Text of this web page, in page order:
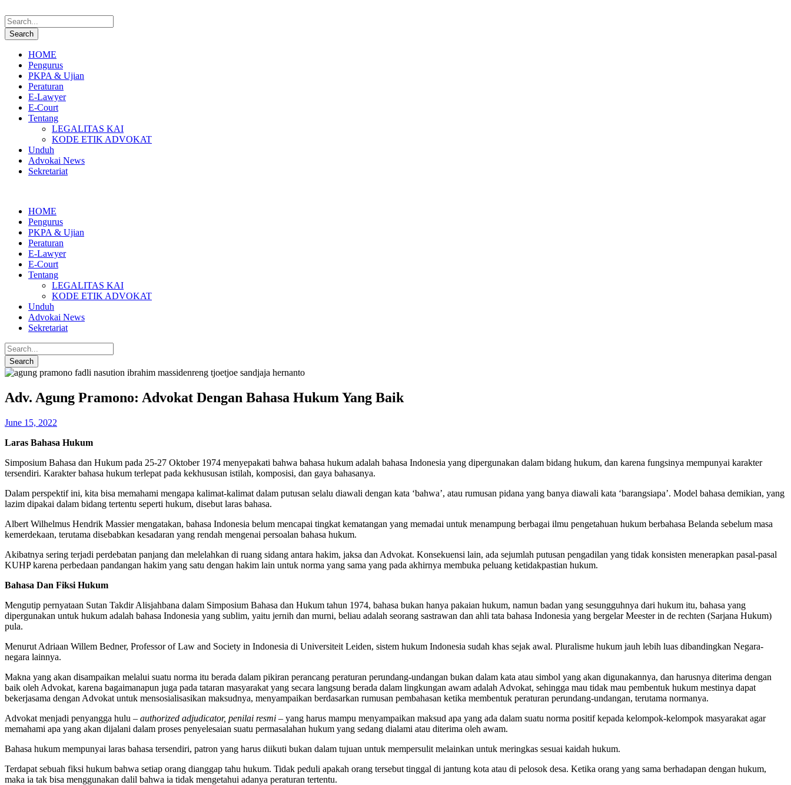
HOME
Pengurus
PKPA & Ujian
Peraturan
E-Lawyer
E-Court
Tentang
LEGALITAS KAI
KODE ETIK ADVOKAT
Unduh
Advokai News
Sekretariat
HOME
Pengurus
PKPA & Ujian
Peraturan
E-Lawyer
E-Court
Tentang
LEGALITAS KAI
KODE ETIK ADVOKAT
Unduh
Advokai News
Sekretariat
Adv. Agung Pramono: Advokat Dengan Bahasa Hukum Yang Baik
June 15, 2022
Laras Bahasa Hukum
Simposium Bahasa dan Hukum pada 25-27 Oktober 1974 menyepakati bahwa bahasa hukum adalah bahasa Indonesia yang dipergunakan dalam bidang hukum, dan karena fungsinya mempunyai karakter
tersendiri. Karakter bahasa hukum terlepat pada kekhususan istilah, komposisi, dan gaya bahasanya.
Dalam perspektif ini, kita bisa memahami mengapa kalimat-kalimat dalam putusan selalu diawali dengan kata ‘bahwa’, atau rumusan pidana yang banya diawali kata ‘barangsiapa’. Model bahasa demikian, yang
lazim dipakai dalam bidang tertentu seperti hukum, disebut laras bahasa.
Albert Wilhelmus Hendrik Massier mengatakan, bahasa Indonesia belum mencapai tingkat kematangan yang memadai untuk menampung berbagai ilmu pengetahuan hukum berbahasa Belanda sebelum masa
kemerdekaan, terutama disebabkan kesadaran yang rendah mengenai persoalan bahasa hukum.
Akibatnya sering terjadi perdebatan panjang dan melelahkan di ruang sidang antara hakim, jaksa dan Advokat. Konsekuensi lain, ada sejumlah putusan pengadilan yang tidak konsisten menerapkan pasal-pasal
KUHP karena perbedaan pandangan hakim yang satu dengan hakim lain untuk norma yang sama yang pada akhirnya membuka peluang ketidakpastian hukum.
Bahasa Dan Fiksi Hukum
Mengutip pernyataan Sutan Takdir Alisjahbana dalam Simposium Bahasa dan Hukum tahun 1974, bahasa bukan hanya pakaian hukum, namun badan yang sesungguhnya dari hukum itu, bahasa yang
dipergunakan untuk hukum adalah bahasa Indonesia yang sublim, yaitu jernih dan murni, beliau adalah seorang sastrawan dan ahli tata bahasa Indonesia yang bergelar Meester in de rechten (Sarjana Hukum)
pula.
Menurut Adriaan Willem Bedner, Professor of Law and Society in Indonesia di Universiteit Leiden, sistem hukum Indonesia sudah khas sejak awal. Pluralisme hukum jauh lebih luas dibandingkan Negara-
negara lainnya.
Makna yang akan disampaikan melalui suatu norma itu berada dalam pikiran perancang peraturan perundang-undangan bukan dalam kata atau simbol yang akan digunakannya, dan harusnya diterima dengan
baik oleh Advokat, karena bagaimanapun juga pada tataran masyarakat yang secara langsung berada dalam lingkungan awam adalah Advokat, sehingga mau tidak mau pembentuk hukum mestinya dapat
bekerjasama dengan Advokat untuk mensosialisasikan maksudnya, menyampaikan berdasarkan rumusan pembahasan ketika membentuk peraturan perundang-undangan, terutama normanya.
Advokat menjadi penyangga hulu – authorized adjudicator, penilai resmi – yang harus mampu menyampaikan maksud apa yang ada dalam suatu norma positif kepada kelompok-kelompok masyarakat agar
memahami apa yang akan dijalani dalam proses penyelesaian suatu permasalahan hukum yang sedang dialami atau diterima oleh awam.
Bahasa hukum mempunyai laras bahasa tersendiri, patron yang harus diikuti bukan dalam tujuan untuk mempersulit melainkan untuk meringkas sesuai kaidah hukum.
Terdapat sebuah fiksi hukum bahwa setiap orang dianggap tahu hukum. Tidak peduli apakah orang tersebut tinggal di jantung kota atau di pelosok desa. Ketika orang yang sama berhadapan dengan hukum,
maka ia tak bisa menggunakan dalil bahwa ia tidak mengetahui adanya peraturan tertentu.